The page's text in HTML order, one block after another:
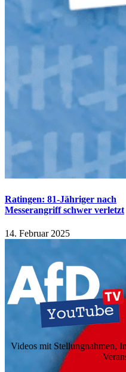
Ratingen: 81-Jähriger nach
Messerangriff schwer verletzt
14. Februar 2025
Videos mit Stellungnahmen,